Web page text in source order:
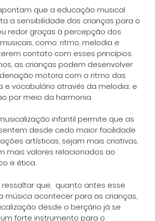
que a educação musical
a sensibilidade das crianças para o
redor graças à percepção dos
como: ritmo, melodia e
contato com esses princípios
as crianças podem desenvolver
motora com o ritmo das
e vocabulário através da melodia; e
por meio da harmonia.
infantil permite que as
desde cedo maior facilidade
artísticas, sejam mais criativas,
mais valores relacionados ao
e ética.
ressaltar que, quanto antes esse
música acontecer para as crianças,
desde o berçário já se
forte instrumento para o